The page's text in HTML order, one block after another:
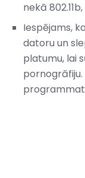
nekā
Iespējams,
datoru un
platumu, lai